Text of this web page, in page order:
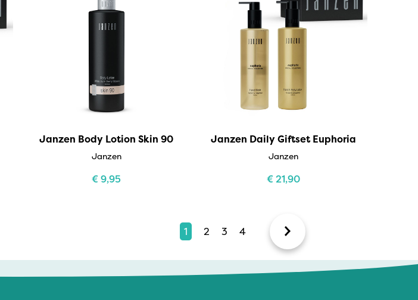
Janzen Body Lotion Skin 90
Janzen
€9,95
Janzen Daily Giftset Euphoria
Janzen
€21,90
1 2 3 4